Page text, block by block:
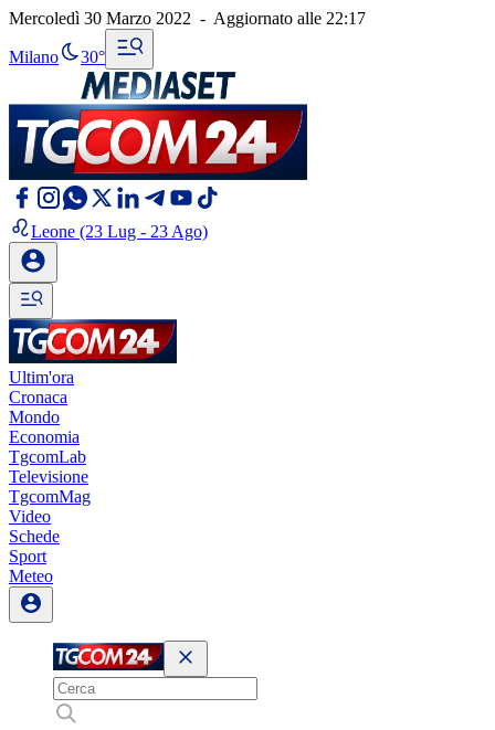
Mercoledì 30 Marzo 2022 - Aggiornato alle 22:17
Milano 30°
Leone (23 Lug - 23 Ago)
Ultim'ora
Cronaca
Mondo
Economia
TgcomLab
Televisione
TgcomMag
Video
Schede
Sport
Meteo